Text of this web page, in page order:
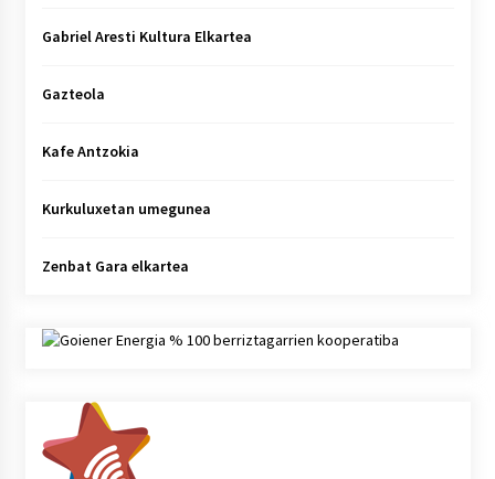
Gabriel Aresti Kultura Elkartea
Gazteola
Kafe Antzokia
Kurkuluxetan umegunea
Zenbat Gara elkartea